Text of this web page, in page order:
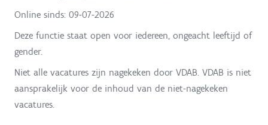
Online sinds: 09-07-2026
Deze functie staat open voor iedereen, ongeacht leeftijd of
gender.
Niet alle vacatures zijn nagekeken door VDAB. VDAB is niet
aansprakelijk voor de inhoud van de niet-nagekeken
vacatures.